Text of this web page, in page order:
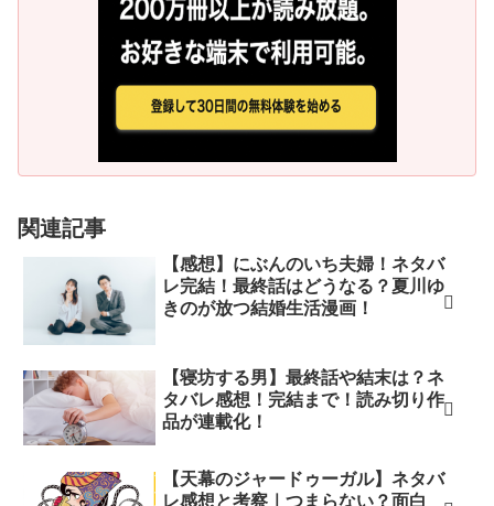
関連記事
【感想】にぶんのいち夫婦！ネタバ
レ完結！最終話はどうなる？夏川ゆ
きのが放つ結婚生活漫画！
【寝坊する男】最終話や結末は？ネ
タバレ感想！完結まで！読み切り作
品が連載化！
【天幕のジャードゥーガル】ネタバ
レ感想と考察｜つまらない？面白